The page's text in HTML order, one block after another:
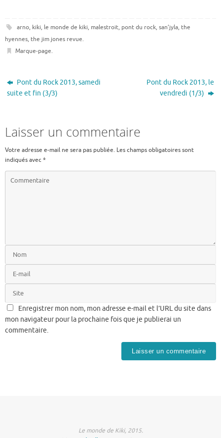
arno, kiki, le monde de kiki, malestroit, pont du rock, san’jyla, the
hyennes, the jim jones revue.
Marque-page.
Pont du Rock 2013, samedi
suite et fin (3/3)
Pont du Rock 2013, le
vendredi (1/3)
Laisser un commentaire
Votre adresse e-mail ne sera pas publiée. Les champs obligatoires sont
indiqués avec*
Enregistrer mon nom, mon adresse e-mail et l’URL du site dans
mon navigateur pour la prochaine fois que je publierai un
commentaire.
Le monde de Kiki, 2015.